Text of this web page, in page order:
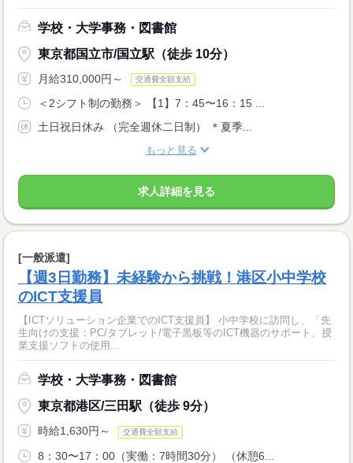
学校・大学事務・図書館
東京都国立市/国立駅（徒歩 10分）
月給310,000円～ 交通費全額支給
＜2シフト制の勤務＞ 【1】7：45〜16：15 ...
土日祝日休み （完全週休二日制） ＊夏季...
もっと見る
求人詳細を見る
[一般派遣]
【週3日勤務】未経験から挑戦！港区小中学校
のICT支援員
【ICTソリューション企業でのICT支援員】 小中学校に訪問し、「先
生向けの支援：PC/タブレット/電子黒板等のICT機器のサポート、授
業支援ソフトの使用...
学校・大学事務・図書館
東京都港区/三田駅（徒歩 9分）
時給1,630円～ 交通費全額支給
8：30〜17：00（実働：7時間30分） （休憩6...